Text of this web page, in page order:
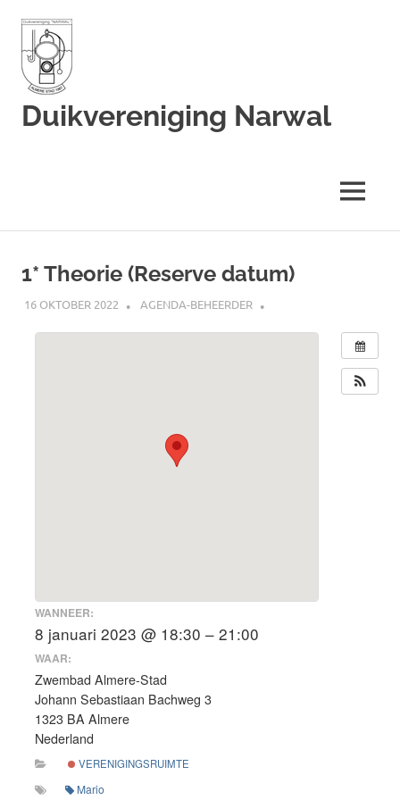
inhoud
Duikvereniging Narwal
MENU
1* Theorie (Reserve datum)
16 OKTOBER 2022 AGENDA-BEHEERDER
WANNEER:
8 januari 2023 @ 18:30 – 21:00
WAAR:
Zwembad Almere-Stad
Johann Sebastiaan Bachweg 3
1323 BA Almere
Nederland
VERENIGINGSRUIMTE
Mario